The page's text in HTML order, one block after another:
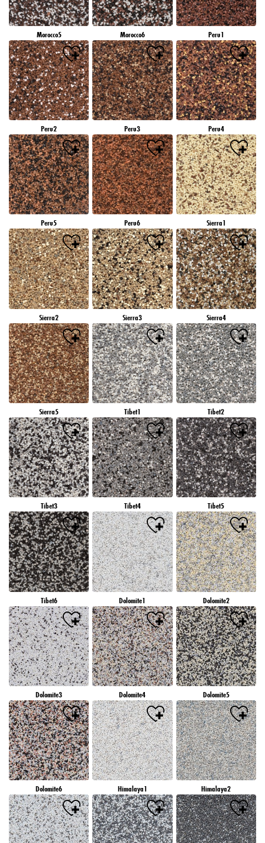
Morocco5 Morocco6 Peru1
Peru2 Peru3 Peru4
Peru5 Peru6 Sierra1
Sierra2 Sierra3 Sierra4
Sierra5 Tibet1 Tibet2
Tibet3 Tibet4 Tibet5
Tibet6 Dolomite1 Dolomite2
Dolomite3 Dolomite4 Dolomite5
Dolomite6 Himalaya1 Himalaya2